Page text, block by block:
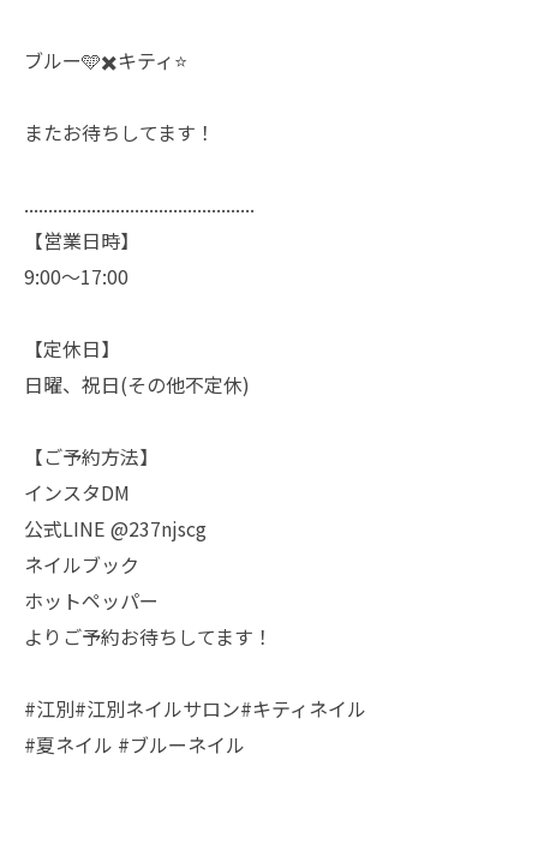
ブルー🩵✖️キティ⭐️
またお待ちしてます！
................................................
【営業日時】
9:00〜17:00
【定休日】
日曜、祝日(その他不定休)
【ご予約方法】
インスタDM
公式LINE @237njscg
ネイルブック
ホットペッパー
よりご予約お待ちしてます！
#江別#江別ネイルサロン#キティネイル
#夏ネイル #ブルーネイル